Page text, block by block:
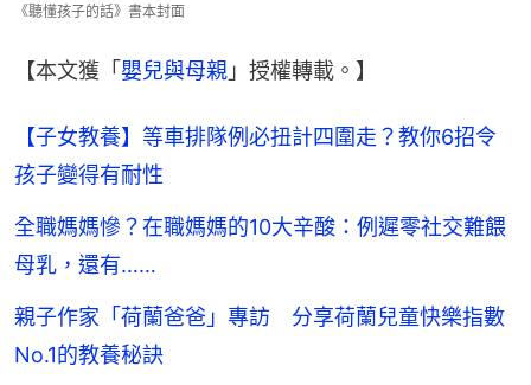
《聽懂孩子的話》書本封面
【本文獲「嬰兒與母親 」授權轉載。】
【子女教養】等車排隊例必扭計四圍走？教你6招令
孩子變得有耐性
全職媽媽慘？在職媽媽的10大辛酸：例遲零社交難餵
母乳，還有……
親子作家「荷蘭爸爸」專訪 分享荷蘭兒童快樂指數
No.1的教養秘訣